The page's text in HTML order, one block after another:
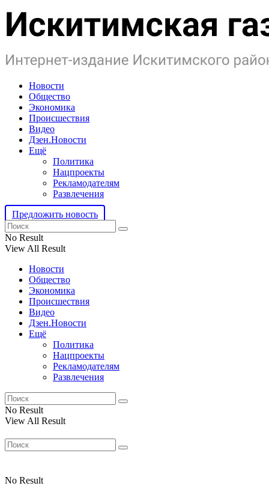
Новости
Общество
Экономика
Происшествия
Видео
Дзен.Новости
Ещё
Политика
Нацпроекты
Рекламодателям
Развлечения
Предложить новость
No Result
View All Result
Новости
Общество
Экономика
Происшествия
Видео
Дзен.Новости
Ещё
Политика
Нацпроекты
Рекламодателям
Развлечения
No Result
View All Result
No Result